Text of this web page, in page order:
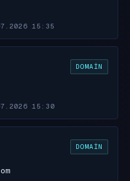
15:35
DOMAIN
15:30
DOMAIN